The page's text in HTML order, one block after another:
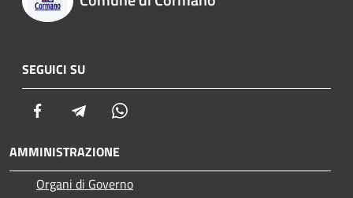
SEGUICI SU
Facebook Telegram
AMMINISTRAZIONE
Organi di Governo